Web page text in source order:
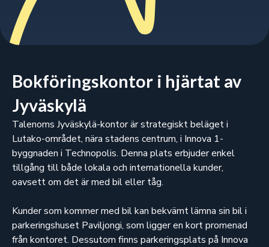
Bokföringskontor i hjärtat av
Jyväskylä
Talenoms Jyväskylä-kontor är strategiskt beläget i
Lutako-området, nära stadens centrum, i Innova 1-
byggnaden i Technopolis. Denna plats erbjuder enkel
tillgång till både lokala och internationella kunder,
oavsett om det är med bil eller tåg.
Kunder som kommer med bil kan bekvämt lämna sin bil i
parkeringshuset Paviljongi, som ligger en kort promenad
från kontoret. Dessutom finns parkeringsplats på Innova